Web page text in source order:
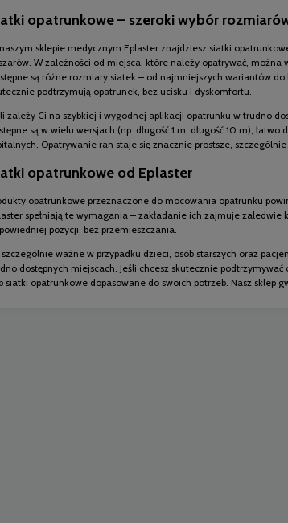
opatrunkowe – szeroki wybór
sklepie medycznym Eplaster znajdziesz siatki
W zależności od miejsca, które należy opatrywać,
są różne rozmiary siatek – od najmniejszych wariantów
podtrzymują opatrunek, bez ucisku i dyskomfortu.
zależy Ci na szybkiej i wygodnej aplikacji opatrunku w trudno
są w wielu wersjach (np. długość 1 m, długość 10 m),
Opatrywanie ran staje się znacznie prostsze,
opatrunkowe od Eplaster
opatrunkowe przeznaczone do mocowania opatrunku
spełniają te wymagania – zakładanie ich zajmuje
pozycji, bez przemieszczania.
szczególnie ważne w przypadku dzieci, osób starszych oraz
dostępnych miejscach. Jeśli chcesz skutecznie
siatki opatrunkowe dopasowane do swoich potrzeb. Nasz sklep